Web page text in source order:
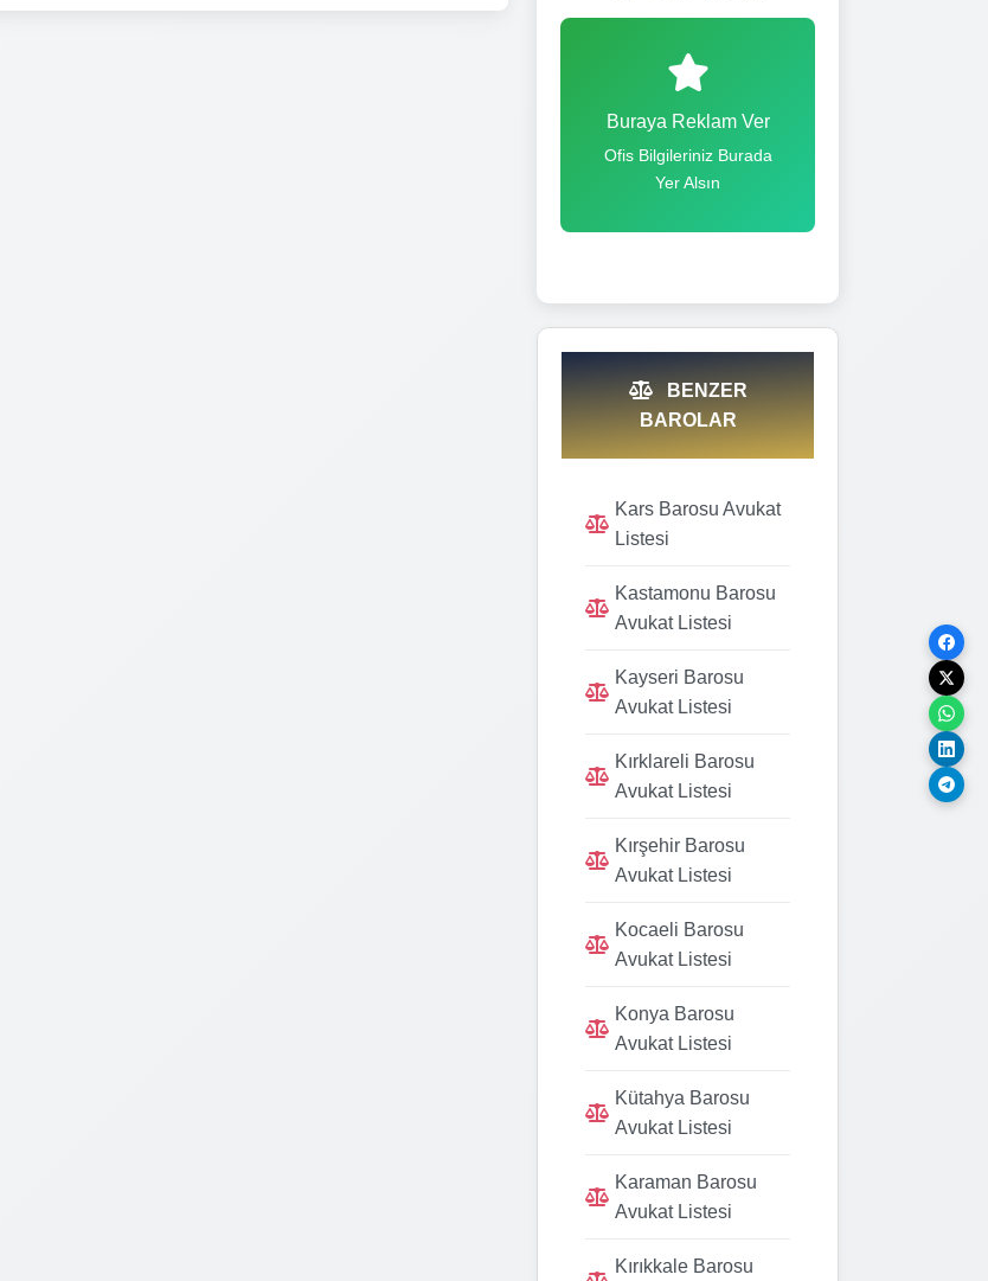
Buraya Reklam Ver
Ofis Bilgileriniz Burada
Yer Alsın
BENZER
BAROLAR
Kars Barosu Avukat
Listesi
Kastamonu Barosu
Avukat Listesi
Kayseri Barosu
Avukat Listesi
Kırklareli Barosu
Avukat Listesi
Kırşehir Barosu
Avukat Listesi
Kocaeli Barosu
Avukat Listesi
Konya Barosu
Avukat Listesi
Kütahya Barosu
Avukat Listesi
Karaman Barosu
Avukat Listesi
Kırıkkale Barosu